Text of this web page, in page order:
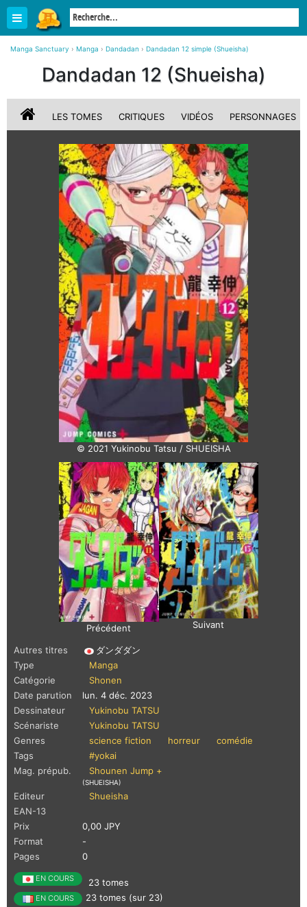
Manga Sanctuary › Manga › Dandadan › Dandadan 12 simple (Shueisha)
Dandadan 12 (Shueisha)
LES TOMES CRITIQUES VIDÉOS PERSONNAGES
© 2021 Yukinobu Tatsu / SHUEISHA
Précédent Suivant
Autres titres
ダンダダン
Type
Manga
Catégorie
Shonen
Date parution
lun. 4 déc. 2023
Dessinateur
Yukinobu TATSU
Scénariste
Yukinobu TATSU
Genres
science fiction horreur
comédie
Tags
#yokai
Mag. prépub.
Shounen Jump +
(SHUEISHA)
Editeur
Shueisha
EAN-13
Prix
0,00 JPY
Format
-
Pages
0
EN COURS 23 tomes
EN COURS 23 tomes (sur 23)